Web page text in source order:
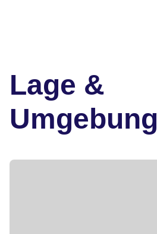
Lage &
Umgebung